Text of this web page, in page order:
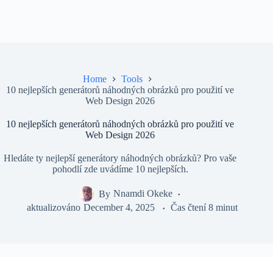
Home
Tools
10 nejlepších generátorů náhodných obrázků pro použití ve
Web Design 2026
10 nejlepších generátorů náhodných obrázků pro použití ve
Web Design 2026
Hledáte ty nejlepší generátory náhodných obrázků? Pro vaše
pohodlí zde uvádíme 10 nejlepších.
By Nnamdi Okeke
aktualizováno December 4, 2025 Čas čtení 8 minut